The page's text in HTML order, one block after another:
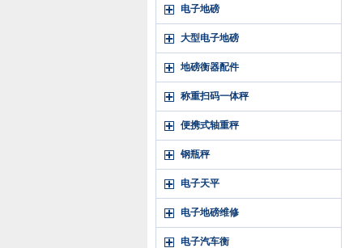
电子地磅
大型电子地磅
地磅衡器配件
称重扫码一体秤
便携式轴重秤
钢瓶秤
电子天平
电子地磅维修
电子汽车衡